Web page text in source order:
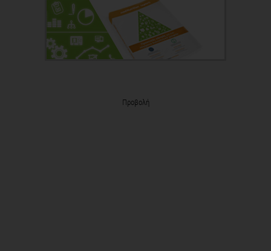
Προβολή